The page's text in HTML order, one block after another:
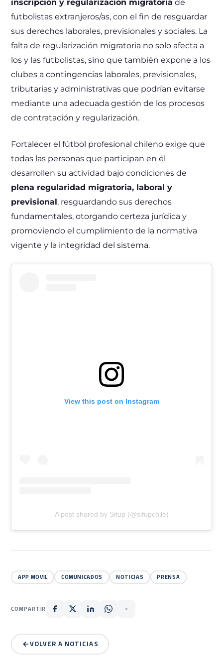
inscripción y regularización migratoria de
futbolistas extranjeros/as, con el fin de resguardar
sus derechos laborales, previsionales y sociales. La
falta de regularización migratoria no solo afecta a
los y las futbolistas, sino que también expone a los
clubes a contingencias laborales, previsionales,
tributarias y administrativas que podrían evitarse
mediante una adecuada gestión de los procesos
de contratación y regularización.
Fortalecer el fútbol profesional chileno exige que
todas las personas que participan en él
desarrollen su actividad bajo condiciones de
plena regularidad migratoria, laboral y
previsional, resguardando sus derechos
fundamentales, otorgando certeza jurídica y
promoviendo el cumplimiento de la normativa
vigente y la integridad del sistema.
View this post on Instagram
A post shared by Sifup (@sifupchile)
APP MOVIL COMUNICADOS NOTICIAS PRENSA
COMPARTIR
VOLVER A NOTICIAS